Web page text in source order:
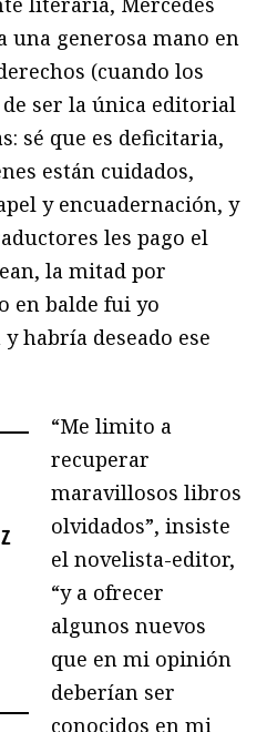
una generosa mano en
(cuando los
ser la única editorial
sé que es deficitaria,
están cuidados,
y encuadernación, y
les pago el
la mitad por
en balde fui yo
habría deseado ese
“Me limito a
recuperar
maravillosos libros
olvidados”, insiste
el novelista-editor,
“y a ofrecer
algunos nuevos
que en mi opinión
deberían ser
conocidos en mi